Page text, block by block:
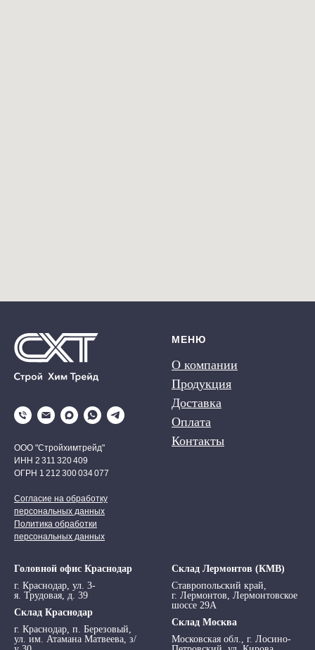
ООО "Стройхимтрейд"
ИНН 2 311 320 409
ОГРН 1 212 300 034 077
Согласие на обработку
персональных данных
Политика обработки
персональных данных
МЕНЮ
О компании
Продукция
Доставка
Оплата
Контакты
Головной офис Краснодар
г. Краснодар, ул. 3-
я. Трудовая, д. 39
Склад Краснодар
г. Краснодар, п. Березовый,
ул. им. Атамана Матвеева, з/
Склад Лермонтов (КМВ)
Ставропольский край,
г. Лермонтов, Лермонтовское
шоссе 29А
Склад Москва
Московская обл., г. Лосино-